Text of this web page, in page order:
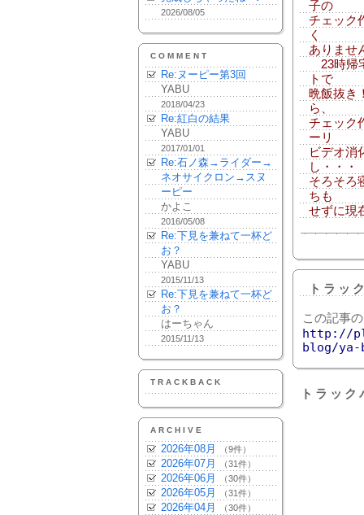
2026/08/05
COMMENT
Re:ヌーピー第3回
YABU
2018/04/23
Re:紅白の結果
YABU
2017/01/01
Re:石ノ森→ライダー→
ネオサイクロン→スヌ
ーピー
かよこ
2016/05/08
Re:下見を兼ねて一杯ど
お？
YABU
2015/11/13
Re:下見を兼ねて一杯ど
お？
はーちゃん
2015/11/13
TRACKBACK
ARCHIVE
2026年08月 （9件）
2026年07月 （31件）
2026年06月 （30件）
2026年05月 （31件）
2026年04月 （30件）
子の
チェック
く
ありませ
23時帰
トで
晩飯抜き
ら、
チェック
ーリ
ビデオ消
し・・・
そろそろ
ちも
せずに現
トラッ
この記事
http://
blog/ya-
トラッ